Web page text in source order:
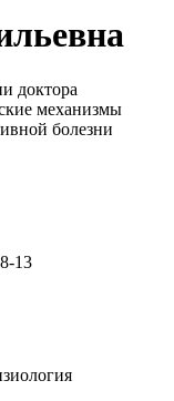
доктора
механизмы
болезни
13